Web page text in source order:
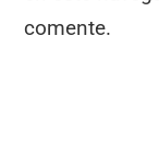
comente.